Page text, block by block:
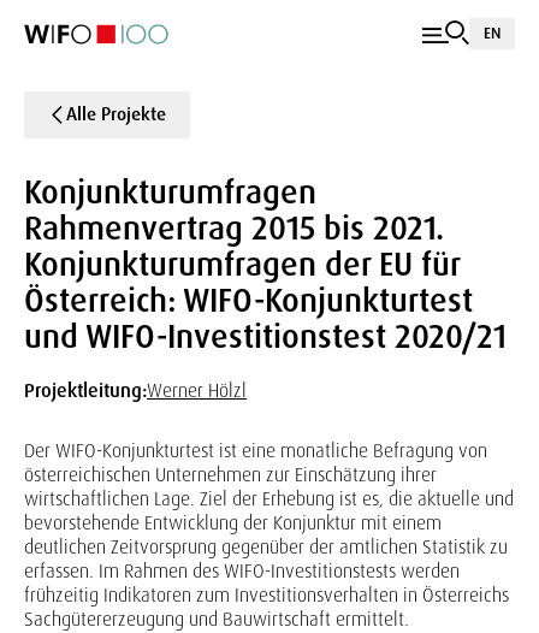
EN
Alle Projekte
Konjunkturumfragen
Rahmenvertrag 2015 bis 2021.
Konjunkturumfragen der EU für
Österreich: WIFO-Konjunkturtest
und WIFO-Investitionstest 2020/21
Projektleitung:Werner Hölzl
Der WIFO-Konjunkturtest ist eine monatliche Befragung von
österreichischen Unternehmen zur Einschätzung ihrer
wirtschaftlichen Lage. Ziel der Erhebung ist es, die aktuelle und
bevorstehende Entwicklung der Konjunktur mit einem
deutlichen Zeitvorsprung gegenüber der amtlichen Statistik zu
erfassen. Im Rahmen des WIFO-Investitionstests werden
frühzeitig Indikatoren zum Investitionsverhalten in Österreichs
Sachgütererzeugung und Bauwirtschaft ermittelt.